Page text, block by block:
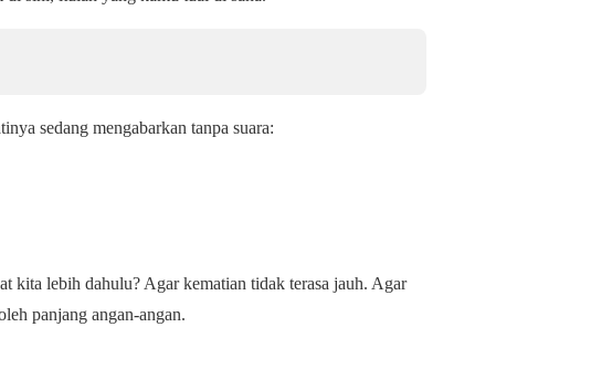
sedang mengabarkan tanpa suara:
kita lebih dahulu? Agar kematian tidak terasa jauh. Agar
panjang angan-angan.